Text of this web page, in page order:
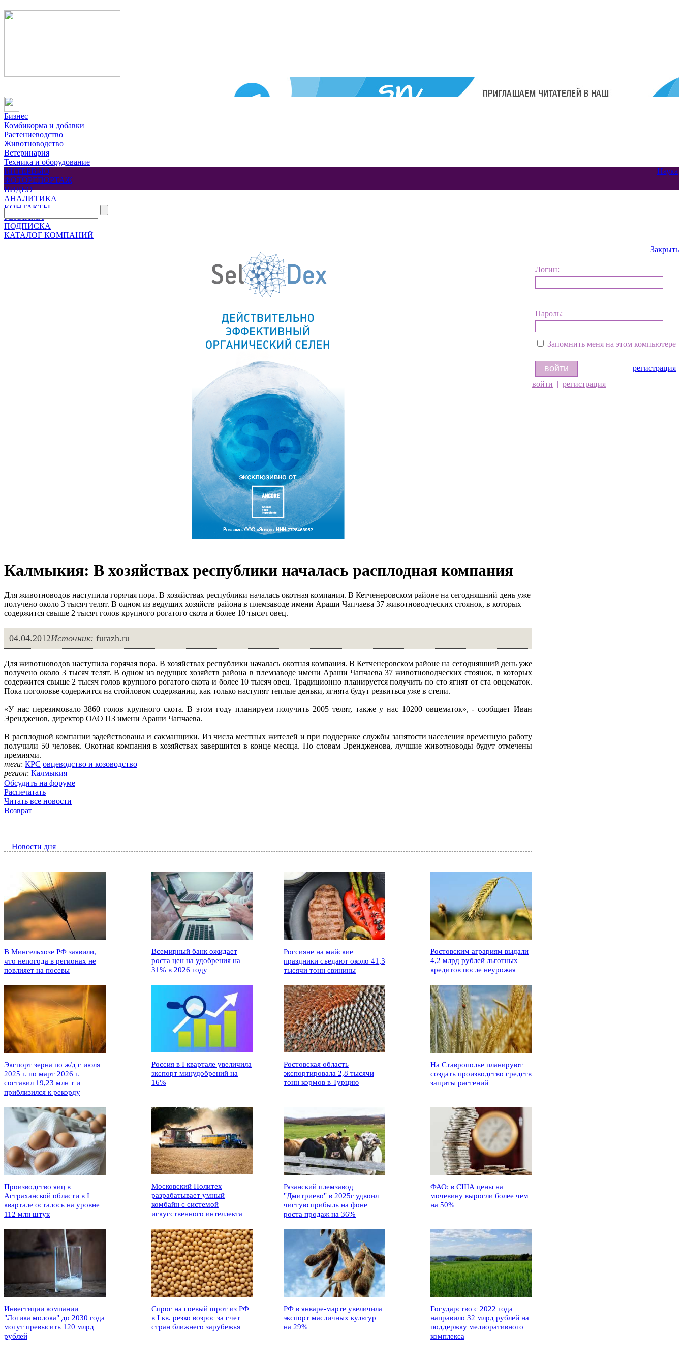
Бизнес
Комбикорма и добавки
Растениеводство
Животноводство
Ветеринария
Техника и оборудование
Наука
ИНТЕРВЬЮ
ФОТОРЕПОРТАЖ
ВИДЕО
АНАЛИТИКА
КОНТАКТЫ
РЕКЛАМА
ПОДПИСКА
КАТАЛОГ КОМПАНИЙ
Закрыть
Логин:
Пароль:
Запомнить меня на этом компьютере
регистрация
войти | регистрация
Калмыкия: В хозяйствах республики началась расплодная компания
Для животноводов наступила горячая пора. В хозяйствах республики началась окотная компания. В Кетченеровском районе на сегодняшний день уже
получено около 3 тысяч телят. В одном из ведущих хозяйств района в племзаводе имени Араши Чапчаева 37 животноводческих стоянок, в которых
содержится свыше 2 тысяч голов крупного рогатого скота и более 10 тысяч овец.
04.04.2012Источник: furazh.ru
Для животноводов наступила горячая пора. В хозяйствах республики началась окотная компания. В Кетченеровском районе на сегодняшний день уже
получено около 3 тысяч телят. В одном из ведущих хозяйств района в племзаводе имени Араши Чапчаева 37 животноводческих стоянок, в которых
содержится свыше 2 тысяч голов крупного рогатого скота и более 10 тысяч овец. Традиционно планируется получить по сто ягнят от ста овцематок.
Пока поголовье содержится на стойловом содержании, как только наступят теплые деньки, ягнята будут резвиться уже в степи.
«У нас перезимовало 3860 голов крупного скота. В этом году планируем получить 2005 телят, также у нас 10200 овцематок», - сообщает Иван
Эрендженов, директор ОАО ПЗ имени Араши Чапчаева.
В расплодной компании задействованы и сакманщики. Из числа местных жителей и при поддержке службы занятости населения временную работу
получили 50 человек. Окотная компания в хозяйствах завершится в конце месяца. По словам Эрендженова, лучшие животноводы будут отмечены
премиями.
теги: КРС овцеводство и козоводство
регион: Калмыкия
Обсудить на форуме
Распечатать
Читать все новости
Возврат
Новости дня
В Минсельхозе РФ заявили,
что непогода в регионах не
повлияет на посевы
Всемирный банк ожидает
роста цен на удобрения на
31% в 2026 году
Россияне на майские
праздники съедают около 41,3
тысячи тонн свинины
Ростовским аграриям выдали
4,2 млрд рублей льготных
кредитов после неурожая
Экспорт зерна по ж/д с июля
2025 г. по март 2026 г.
составил 19,23 млн т и
приблизился к рекорду
Россия в I квартале увеличила
экспорт минудобрений на
16%
Ростовская область
экспортировала 2,8 тысячи
тонн кормов в Турцию
На Ставрополье планируют
создать производство средств
защиты растений
Производство яиц в
Астраханской области в I
квартале осталось на уровне
112 млн штук
Московский Политех
разрабатывает умный
комбайн с системой
искусственного интеллекта
Рязанский племзавод
"Дмитриево" в 2025г удвоил
чистую прибыль на фоне
роста продаж на 36%
ФАО: в США цены на
мочевину выросли более чем
на 50%
Инвестиции компании
"Логика молока" до 2030 года
могут превысить 120 млрд
рублей
Спрос на соевый шрот из РФ
в I кв. резко возрос за счет
стран ближнего зарубежья
РФ в январе-марте увеличила
экспорт масличных культур
на 29%
Государство с 2022 года
направило 32 млрд рублей на
поддержку мелиоративного
комплекса